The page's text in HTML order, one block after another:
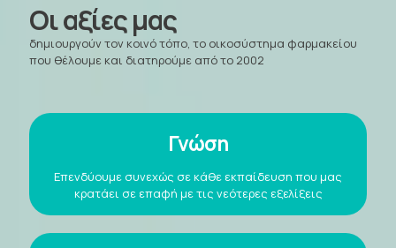
Οι αξίες μας
δημιουργούν τον κοινό τόπο, το οικοσύστημα φαρμακείου
που θέλουμε και διατηρούμε από το 2002
Γνώση
Eπενδύουμε συνεχώς σε κάθε εκπαίδευση που μας
κρατάει σε επαφή με τις νεότερες εξελίξεις